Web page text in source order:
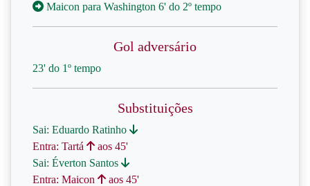
Maicon para Washington 6' do 2º tempo
Gol adversário
23' do 1º tempo
Substituições
Sai: Eduardo Ratinho
Entra: Tartá
aos 45'
Sai: Éverton Santos
Entra: Maicon
aos 45'